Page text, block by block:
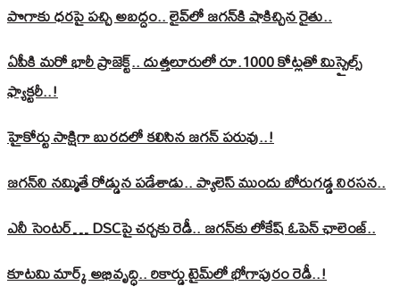
పొగాకు ధరపై పచ్చి అబద్దం.. లైవ్‌లో జగన్‌కి షాకిచ్చిన రైతు..
ఏపీకి మరో భారీ ప్రాజెక్ట్.. దుత్తలూరులో రూ.1000 కోట్లతో మిస్సైల్స్
ఫ్యాక్టరీ..!
హైకోర్టు సాక్షిగా బురదలో కలిసిన జగన్ పరువు..!
జగన్‌ని నమ్మితే రోడ్డున పడేశాడు.. ప్యాలెస్‌ ముందు బోరుగడ్డ నిరసన..
ఎనీ సెంటర్‌… DSCపై చర్చకు రెడీ.. జగన్‌కు లోకేష్‌ ఓపెన్ ఛాలెంజ్..
కూటమి మార్క్ అభివృద్ధి.. రికార్డు టైమ్‌లో భోగాపురం రెడీ..!